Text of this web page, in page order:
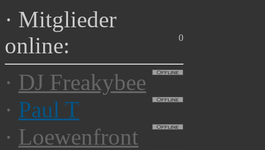
· Mitglieder
online:
0
· DJ Freakybee
· Paul T
· Loewenfront